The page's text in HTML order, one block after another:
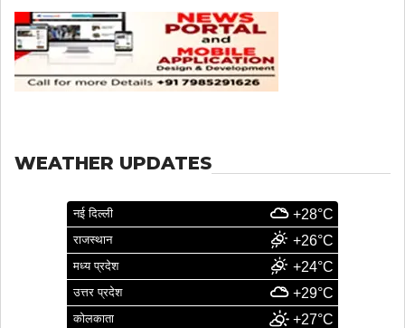
WEATHER UPDATES
नई दिल्ली +28°C
राजस्थान +26°C
मध्य प्रदेश +24°C
उत्तर प्रदेश +29°C
कोलकाता +27°C